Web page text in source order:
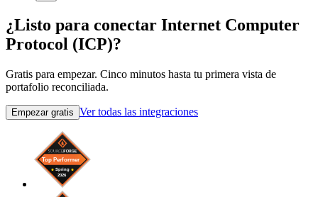
¿Listo para conectar Internet Computer
Protocol (ICP)?
Gratis para empezar. Cinco minutos hasta tu primera vista de
portafolio reconciliada.
Empezar gratis Ver todas las integraciones